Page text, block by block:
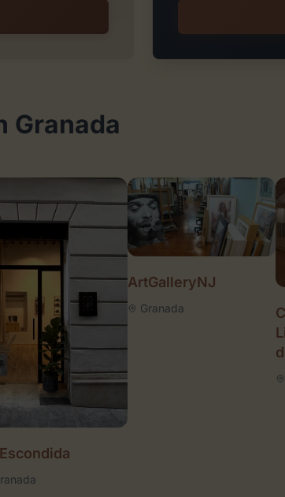
Granada
ArtGalleryNJ
Granada